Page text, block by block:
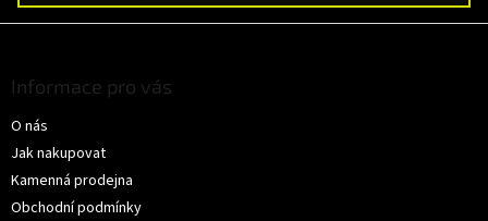
Informace pro vás
O nás
Jak nakupovat
Kamenná prodejna
Obchodní podmínky